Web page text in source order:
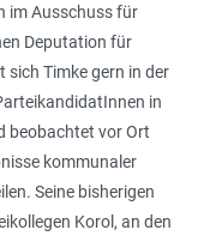
im Ausschuss für
Deputation für
sich Timke gern in der
in
beobachtet vor Ort
kommunaler
Seine bisherigen
Korol, an den